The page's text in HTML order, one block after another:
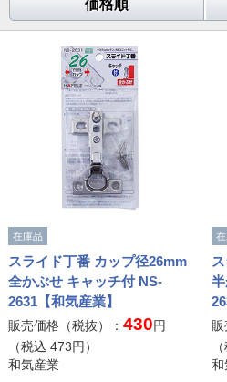
価格順
在庫品
スライド丁番 カップ径26mm
全かぶせ キャッチ付 NS-
2631【和気産業】
販売価格（税抜）： 430円
（税込 473円）
和気産業
和